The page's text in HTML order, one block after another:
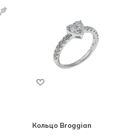
Кольцо Broggian